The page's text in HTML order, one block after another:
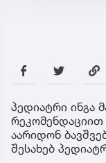
პედიატრი ინგა
აარიდონ
შესახებ